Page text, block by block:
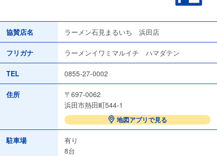
協賛店名 ラーメン石見まるいち 浜田店
フリガナ ラーメンイワミマルイチ ハマダテン
TEL 0855-27-0002
住所
〒697-0062
浜田市熱田町544-1
地図アプリで見る
駐車場
有り
8台